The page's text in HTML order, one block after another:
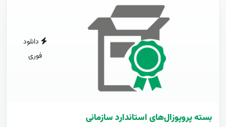
دانلود
فوری
بسته پروپوزال‌های استاندارد سازمانی